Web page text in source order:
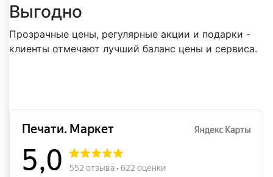
Выгодно
Прозрачные цены, регулярные акции и подарки -
клиенты отмечают лучший баланс цены и сервиса.